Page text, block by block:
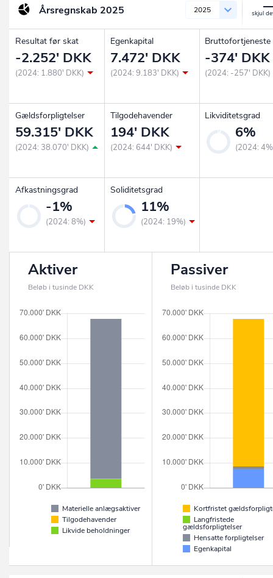
Årsregnskab 2025 2025
Resultat før skat
-2.252' DKK
(2024: 1.880' DKK)
Egenkapital
7.472' DKK
(2024: 9.183' DKK)
Bruttofortjeneste
-374' DKK
(2024: -257' DKK)
Gældsforpligtelser
59.315' DKK
(2024: 38.070' DKK)
Tilgodehavender
194' DKK
(2024: 644' DKK)
Likviditetsgrad
6%
(2024:
Afkastningsgrad
-1%
(2024: 8%)
Soliditetsgrad
11%
(2024: 19%)
Aktiver
Beløb i tusinde DKK
Materielle anlægsaktiver
Tilgodehavender
Likvide beholdninger
Passiver
Beløb i tusinde DKK
Kortfristet
Langfristede
gældsforpligtelser
Hensatte forpligtelser
Egenkapital